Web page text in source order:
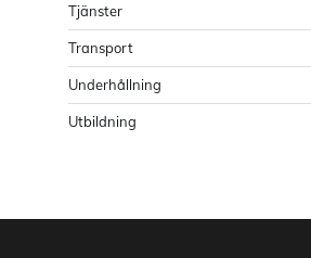
Tjänster
Transport
Underhållning
Utbildning